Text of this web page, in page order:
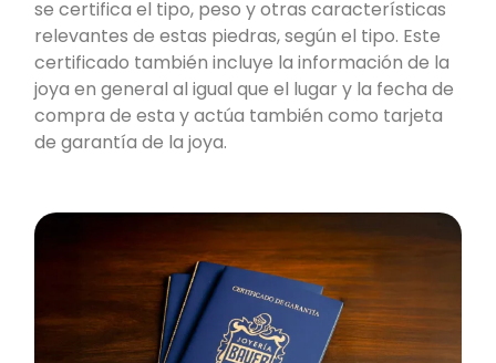
se certifica el tipo, peso y otras características
relevantes de estas piedras, según el tipo. Este
certificado también incluye la información de la
joya en general al igual que el lugar y la fecha de
compra de esta y actúa también como tarjeta
de garantía de la joya.